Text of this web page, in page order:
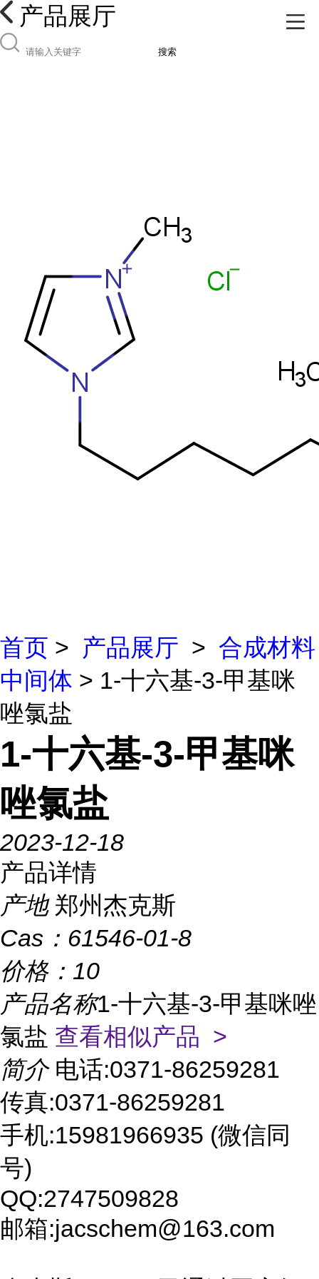
产品展厅
搜索
首页 > 产品展厅 > 合成材料
中间体 > 1-十六基-3-甲基咪
唑氯盐
1-十六基-3-甲基咪
唑氯盐
2023-12-18
产品详情
产地 郑州杰克斯
Cas： 61546-01-8
价格： 10
产品名称1-十六基-3-甲基咪唑
氯盐 查看相似产品 >
简介 电话:0371-86259281
传真:0371-86259281
手机:15981966935 (微信同
号)
QQ:2747509828
邮箱:jacschem@163.com